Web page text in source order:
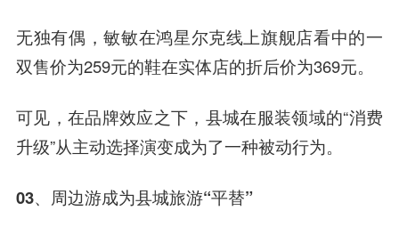
无独有偶，敏敏在鸿星尔克线上旗舰店看中的一
双售价为259元的鞋在实体店的折后价为369元。
可见，在品牌效应之下，县城在服装领域的“消费
升级”从主动选择演变成为了一种被动行为。
03、周边游成为县城旅游“平替”